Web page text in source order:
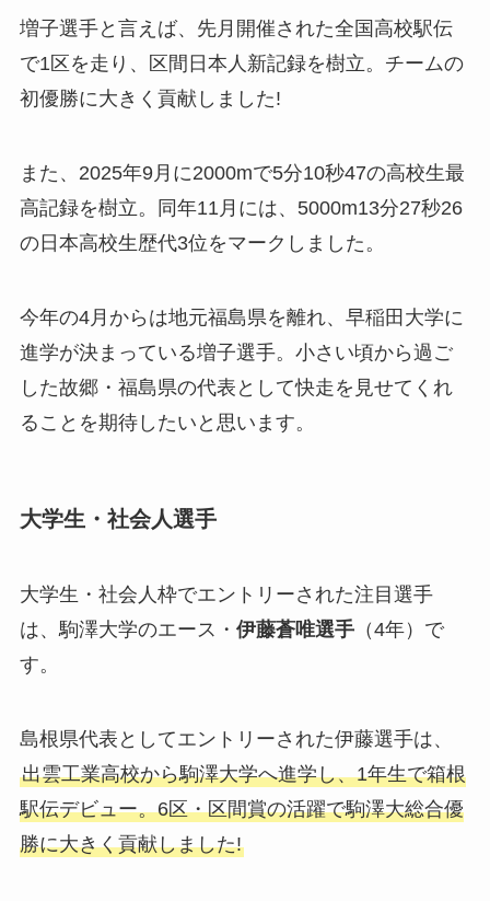
増子選手と言えば、先月開催された全国高校駅伝
で1区を走り、区間日本人新記録を樹立。チームの
初優勝に大きく貢献しました!
また、2025年9月に2000mで5分10秒47の高校生最
高記録を樹立。同年11月には、5000m13分27秒26
の日本高校生歴代3位をマークしました。
今年の4月からは地元福島県を離れ、早稲田大学に
進学が決まっている増子選手。小さい頃から過ご
した故郷・福島県の代表として快走を見せてくれ
ることを期待したいと思います。
大学生・社会人選手
大学生・社会人枠でエントリーされた注目選手
は、駒澤大学のエース・ 伊藤蒼唯選手（4年）で
す。
島根県代表としてエントリーされた伊藤選手は、
出雲工業高校から駒澤大学へ進学し、1年生で箱根
駅伝デビュー。6区・区間賞の活躍で駒澤大総合優
勝に大きく貢献しました!